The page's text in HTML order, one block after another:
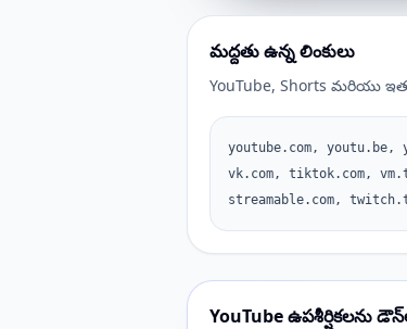
మద్దతు ఉన్న లింకులు
YouTube, Shorts మరియు
youtube.com, youtu.be,
vk.com, tiktok.com,
streamable.com,
YouTube ఉపశీర్షికలను